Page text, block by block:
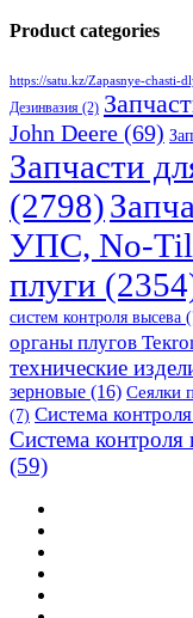
Product categories
https://satu.kz/Zapasnye-chasti-
Дезинвазия (2)
John Deere (69)
Запчасти
(2798)
УПС, No-
плуги
систем контроля высева
органы плугов
технические
зерновые (16) Сеялки
(7) Система
Система контроля
(59)